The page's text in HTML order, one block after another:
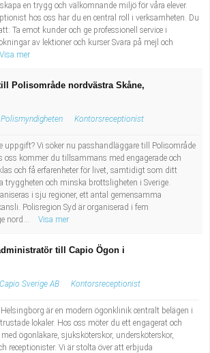
vård- o specialavd. o mottagning
assistent
en trygg och välkomnande miljö för våra elever.
hos oss har du en central roll i verksamheten. Du
Ta emot kunder och ge professionell service i
av lektioner och kurser Svara på mejl och
Visa mer
Polisområde nordvästra Skåne,
Polismyndigheten Kontorsreceptionist
uppgift? Vi söker nu passhandläggare till Polisområde
oss kommer du tillsammans med engagerade och
och få erfarenheter för livet, samtidigt som ditt
tryggheten och minska brottsligheten i Sverige.
i sju regioner, ett antal gemensamma
Polisregion Syd är organiserad i fem
nord...
Visa mer
till Capio Ögon i
Capio Sverige AB Kontorsreceptionist
är en modern ögonklinik centralt belägen i
lokaler. Hos oss möter du ett engagerat och
ögonläkare, sjuksköterskor, undersköterskor,
receptionister. Vi är stolta över att erbjuda